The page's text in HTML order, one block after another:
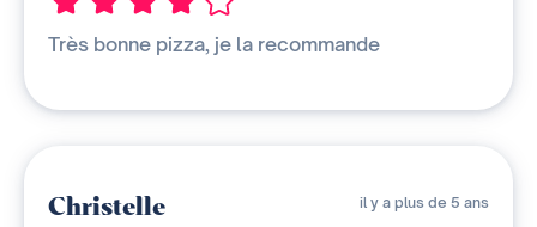
Très bonne pizza, je la recommande
Christelle il y a plus de 5 ans